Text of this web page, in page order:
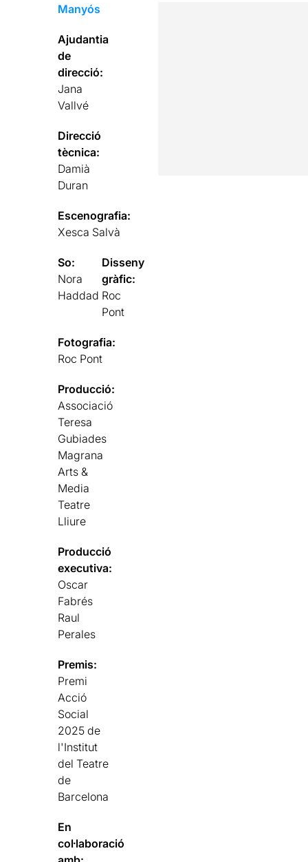
Manyós
Ajudantia
de
direcció:
Jana
Vallvé
Direcció
tècnica:
Damià
Duran
Escenografia:
Xesca Salvà
So:
Nora
Haddad
Disseny
gràfic:
Roc
Pont
Fotografia:
Roc Pont
Producció:
Associació
Teresa
Gubiades
Magrana
Arts &
Media
Teatre
Lliure
Producció
executiva:
Oscar
Fabrés
Raul
Perales
Premis:
Premi
Acció
Social
2025 de
l'Institut
del Teatre
de
Barcelona
En
col·laboració